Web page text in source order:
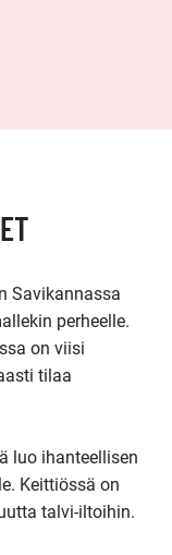
Savikannassa
perheelle.
on viisi
tilaa
luo ihanteellisen
Keittiössä on
talvi-iltoihin.